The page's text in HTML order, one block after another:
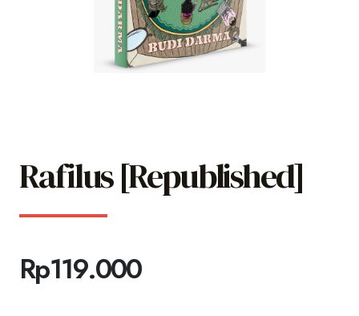
Rafilus [Republished]
Rp119.000